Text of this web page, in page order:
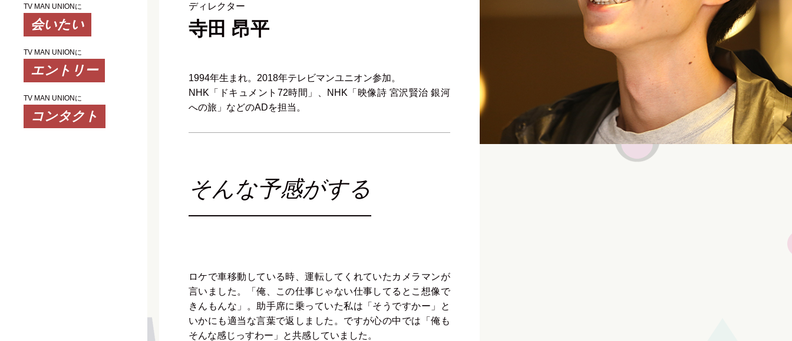
TV MAN UNIONに
TV MAN UNIONに
TV MAN UNIONに
ディレクター
寺田 昂平
1994年生まれ。2018年テレビマンユニオン参加。
NHK「ドキュメント72時間」、NHK「映像詩 宮沢賢治 銀河
への旅」などのADを担当。
そんな予感がする
ロケで車移動している時、運転してくれていたカメラマンが
言いました。「俺、この仕事じゃない仕事してるとこ想像で
きんもんな」。助手席に乗っていた私は「そうですかー」と
いかにも適当な言葉で返しました。ですが心の中では「俺も
そんな感じっすわー」と共感していました。